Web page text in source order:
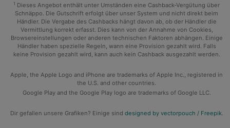
1 Dieses Angebot enthält unter Umständen eine Cashback-Vergütung über
Schnäppo. Die Gutschrift erfolgt über unser System und nicht direkt beim
Händler. Die Vergabe des Cashbacks hängt davon ab, ob der Händler die
Vermittlung korrekt erfasst. Dies kann von der Annahme von Cookies,
Browsereinstellungen oder anderen technischen Faktoren abhängen. Einige
Händler haben spezielle Regeln, wann eine Provision gezahlt wird. Falls
keine Provision gezahlt wird, kann auch kein Cashback ausgezahlt werden.
Apple, the Apple Logo and iPhone are trademarks of Apple Inc., registered in
the U.S. and other countries.
Google Play and the Google Play logo are trademarks of Google LLC.
Dir gefallen unsere Grafiken? Einige sind designed by vectorpouch / Freepik.